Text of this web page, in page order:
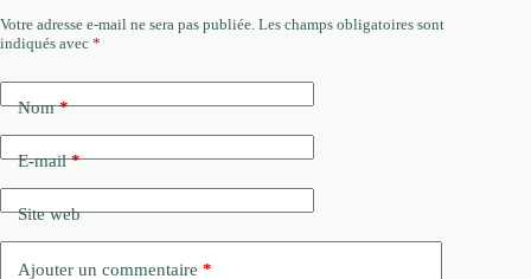
Votre adresse e-mail ne sera pas publiée. Les champs obligatoires sont
indiqués avec *
Nom*
E-mail*
Site web
Ajouter un commentaire *